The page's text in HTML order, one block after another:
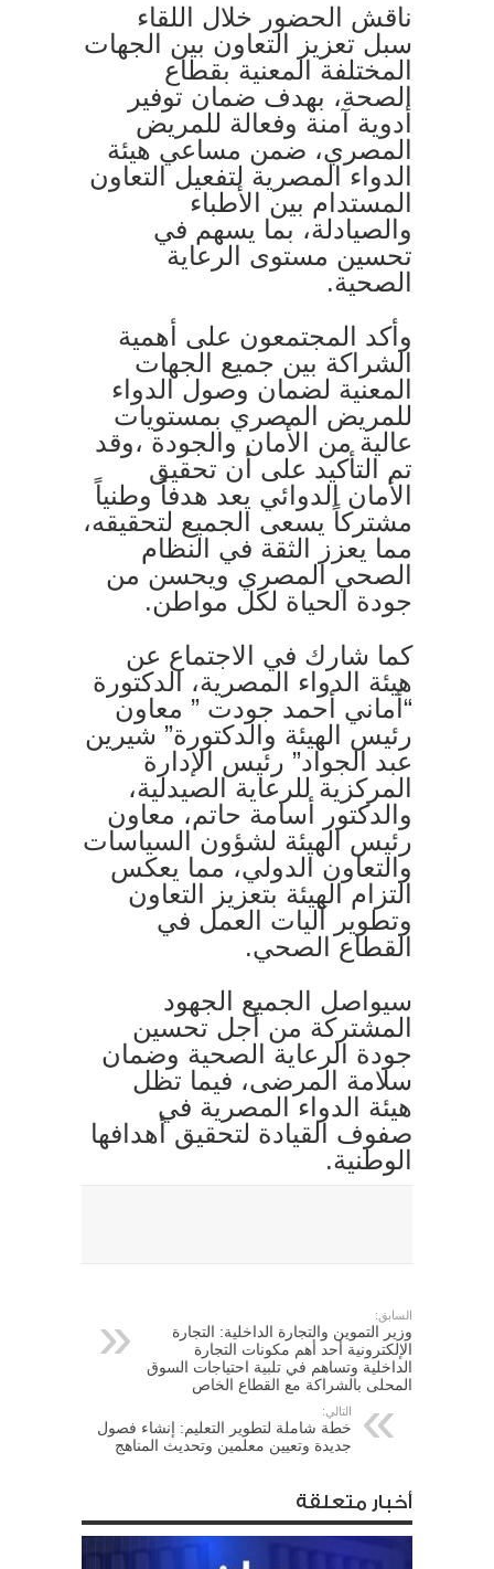
ناقش الحضور خلال اللقاء
سبل تعزيز التعاون بين الجهات
المختلفة المعنية بقطاع
الصحة، بهدف ضمان توفير
أدوية آمنة وفعالة للمريض
المصري، ضمن مساعي هيئة
الدواء المصرية لتفعيل التعاون
المستدام بين الأطباء
والصيادلة، بما يسهم في
تحسين مستوى الرعاية
الصحية.
وأكد المجتمعون على أهمية
الشراكة بين جميع الجهات
المعنية لضمان وصول الدواء
للمريض المصري بمستويات
عالية من الأمان والجودة ،وقد
تم التأكيد على أن تحقيق
الأمان الدوائي يعد هدفاً وطنياً
مشتركاً يسعى الجميع لتحقيقه،
مما يعزز الثقة في النظام
الصحي المصري ويحسن من
جودة الحياة لكل مواطن.
كما شارك في الاجتماع عن
هيئة الدواء المصرية، الدكتورة
“أماني أحمد جودت ” معاون
رئيس الهيئة والدكتورة” شيرين
عبد الجواد” رئيس الإدارة
المركزية للرعاية الصيدلية،
والدكتور أسامة حاتم، معاون
رئيس الهيئة لشؤون السياسات
والتعاون الدولي، مما يعكس
التزام الهيئة بتعزيز التعاون
وتطوير آليات العمل في
القطاع الصحي.
سيواصل الجميع الجهود
المشتركة من أجل تحسين
جودة الرعاية الصحية وضمان
سلامة المرضى، فيما تظل
هيئة الدواء المصرية في
صفوف القيادة لتحقيق أهدافها
الوطنية.
السابق:
وزير التموين والتجارة الداخلية: التجارة
الإلكترونية أحد أهم مكونات التجارة
الداخلية وتساهم في تلبية احتياجات السوق
المحلى بالشراكة مع القطاع الخاص
التالي:
خطة شاملة لتطوير التعليم: إنشاء فصول
جديدة وتعيين معلمين وتحديث المناهج
أخبار متعلقة